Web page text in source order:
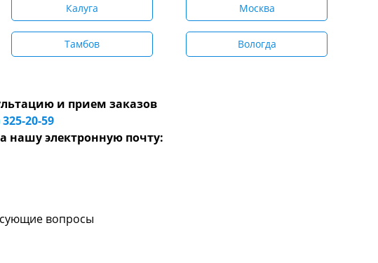
Калуга Москва
Тамбов Вологда
и прием заказов
20-59
нашу электронную почту:
вопросы